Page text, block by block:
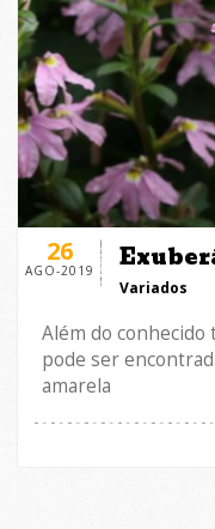
26
AGO-2019
Variados
Além do
pode ser
amarela